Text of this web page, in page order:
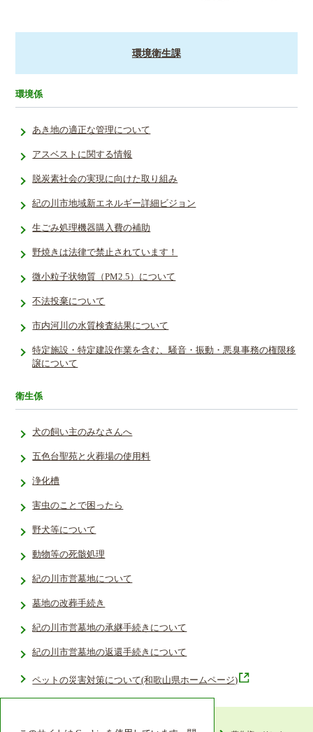
環境衛生課
環境係
あき地の適正な管理について
アスベストに関する情報
脱炭素社会の実現に向けた取り組み
紀の川市地域新エネルギー詳細ビジョン
生ごみ処理機器購入費の補助
野焼きは法律で禁止されています！
微小粒子状物質（PM2.5）について
不法投棄について
市内河川の水質検査結果について
特定施設・特定建設作業を含む、騒音・振動・悪臭事務の権限移
譲について
衛生係
犬の飼い主のみなさんへ
五色台聖苑と火葬場の使用料
浄化槽
害虫のことで困ったら
野犬等について
動物等の死骸処理
紀の川市営墓地について
墓地の改葬手続き
紀の川市営墓地の承継手続きについて
紀の川市営墓地の返還手続きについて
ペットの災害対策について(和歌山県ホームページ)